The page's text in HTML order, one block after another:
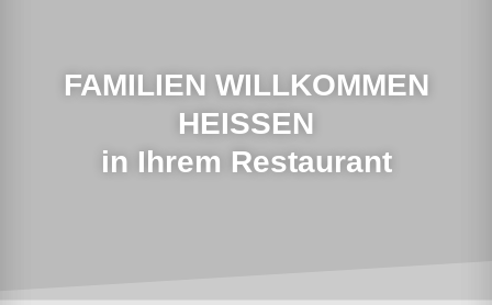
FAMILIEN WILLKOMMEN
HEISSEN
in Ihrem Restaurant